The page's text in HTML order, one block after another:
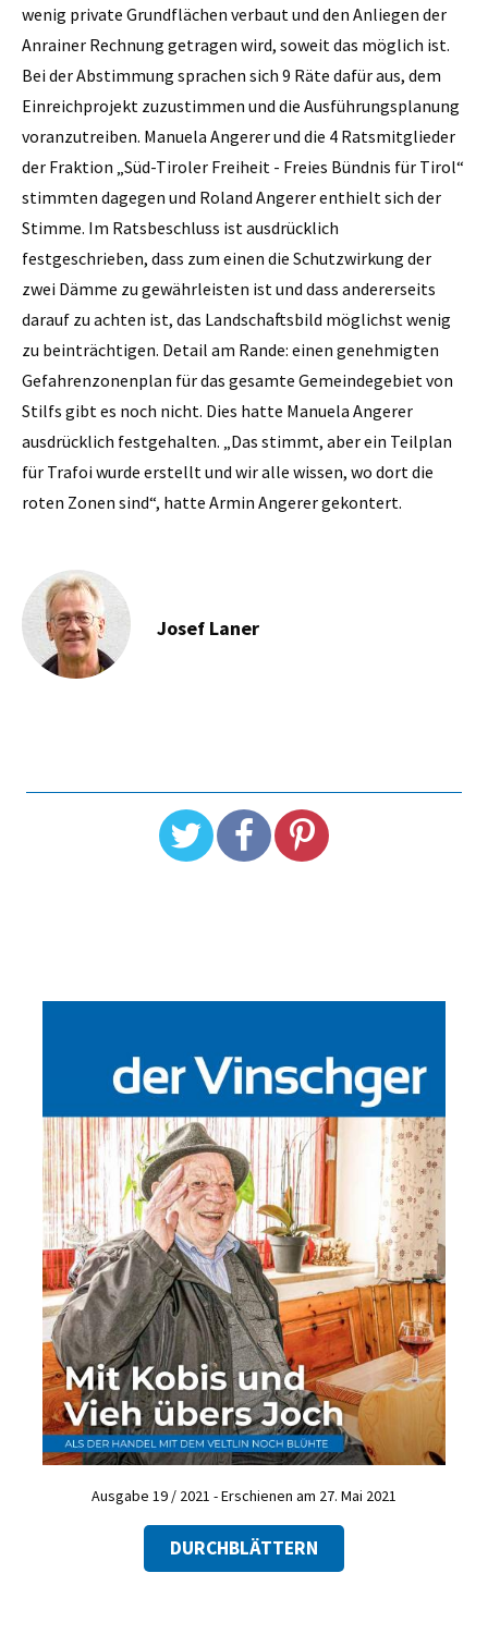
wenig private Grundflächen verbaut und den Anliegen der
Anrainer Rechnung getragen wird, soweit das möglich ist.
Bei der Abstimmung sprachen sich 9 Räte dafür aus, dem
Einreichprojekt zuzustimmen und die Ausführungsplanung
voranzutreiben. Manuela Angerer und die 4 Ratsmitglieder
der Fraktion „Süd-Tiroler Freiheit - Freies Bündnis für Tirol“
stimmten dagegen und Roland Angerer enthielt sich der
Stimme. Im Ratsbeschluss ist ausdrücklich
festgeschrieben, dass zum einen die Schutzwirkung der
zwei Dämme zu gewährleisten ist und dass andererseits
darauf zu achten ist, das Landschaftsbild möglichst wenig
zu beinträchtigen. Detail am Rande: einen genehmigten
Gefahrenzonenplan für das gesamte Gemeindegebiet von
Stilfs gibt es noch nicht. Dies hatte Manuela Angerer
ausdrücklich festgehalten. „Das stimmt, aber ein Teilplan
für Trafoi wurde erstellt und wir alle wissen, wo dort die
roten Zonen sind“, hatte Armin Angerer gekontert.
Josef Laner
Ausgabe 19 / 2021 - Erschienen am 27. Mai 2021
DURCHBLÄTTERN